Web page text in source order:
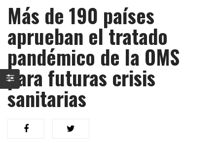
Más de 190 países
aprueban el tratado
pandémico de la OMS
para futuras crisis
sanitarias​